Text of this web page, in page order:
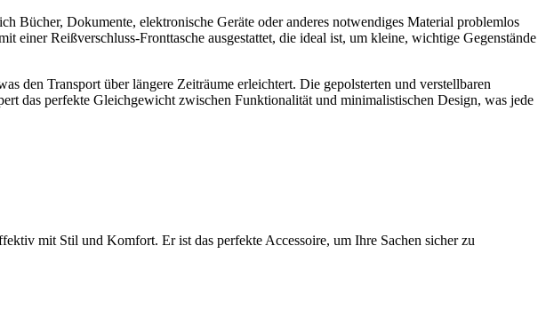
Bücher, Dokumente, elektronische Geräte oder anderes notwendiges Material problemlos
einer Reißverschluss-Fronttasche ausgestattet, die ideal ist, um kleine, wichtige Gegenstände
den Transport über längere Zeiträume erleichtert. Die gepolsterten und verstellbaren
das perfekte Gleichgewicht zwischen Funktionalität und minimalistischen Design, was jede
mit Stil und Komfort. Er ist das perfekte Accessoire, um Ihre Sachen sicher zu